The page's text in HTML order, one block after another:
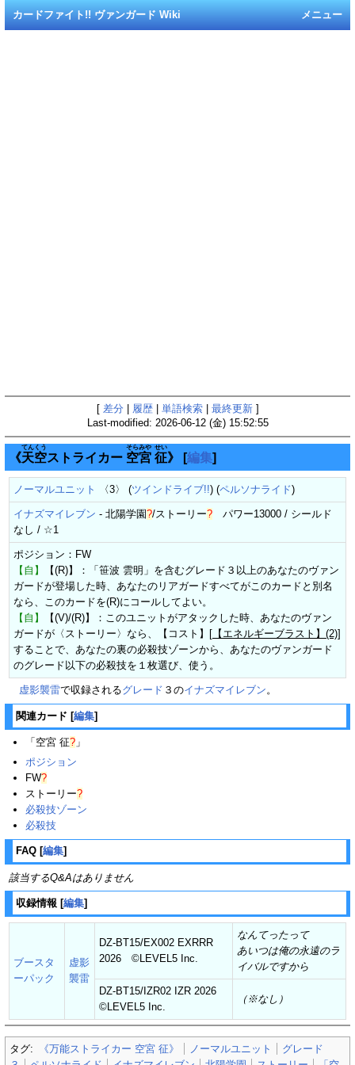
メニュー
カードファイト!! ヴァンガード Wiki
[ 差分 履歴| 単語検索| 最終更新]
Last-modified: 2026-06-12 (金) 15:52:55
《天
てん
空
くう
ストライカー 空
そら
宮
みや
征
せい
》 [編集]
ノーマルユニット 〈3〉 (ツインドライブ!!) (ペルソナライド)
イナズマイレブン - 北陽学園?/ストーリー? パワー13000 / シールド
なし / ☆1
ポジション：FW
【自】
【(R)】：「笹波 雲明」を含むグレード３以上のあなたのヴァン
ガードが登場した時、あなたのリアガードすべてがこのカードと別名
なら、このカードを(R)にコールしてよい。
【自】
【(V)/(R)】：このユニットがアタックした時、あなたのヴァン
ガードが〈ストーリー〉なら、【コスト】[ 【エネルギーブラスト】(2)]
することで、あなたの裏の必殺技ゾーンから、あなたのヴァンガード
のグレード以下の必殺技を１枚選び、使う。
虚影襲雷で収録されるグレード ３のイナズマイレブン。
関連カード [編集]
「 空宮 征? 」
ポジション
FW?
ストーリー?
必殺技ゾーン
必殺技
FAQ [編集]
該当するQ&Aはありません
収録情報 [編集]
ブースタ
ーパック
虚影
襲雷
DZ-BT15/EX002 EXRRR
2026 ©︎LEVEL5 Inc.
なんてったって
あいつは俺の永遠のラ
イバルですから
DZ-BT15/IZR02 IZR 2026
©︎LEVEL5 Inc.
（※なし）
タグ: 《万能ストライカー 空宮 征》 ノーマルユニット
グレード